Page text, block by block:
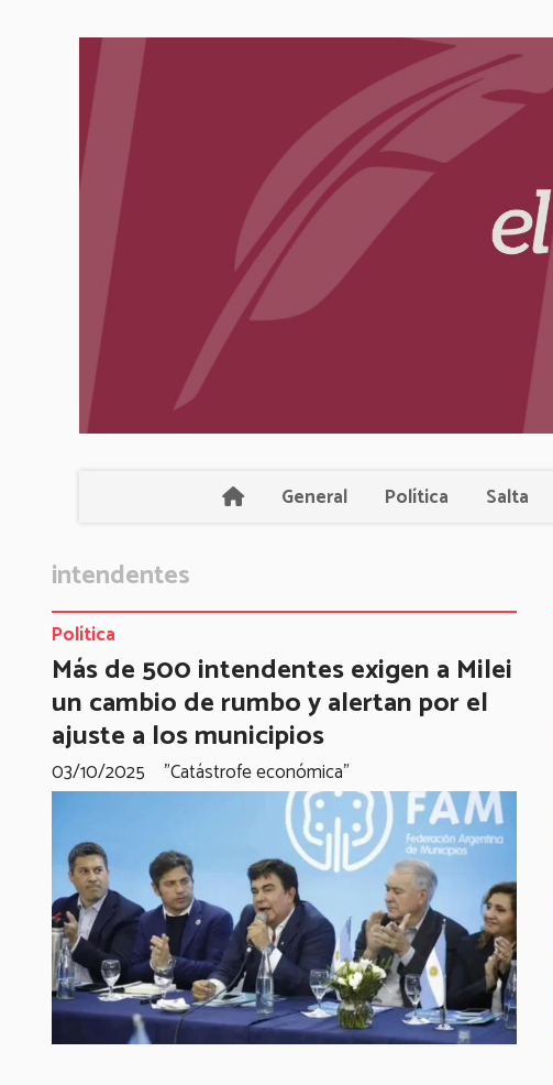
General Política Salta
intendentes
Más de 500 intendentes exigen a Milei
un cambio de rumbo y alertan por el
ajuste a los municipios
"Catástrofe económica"
Política
03/10/2025